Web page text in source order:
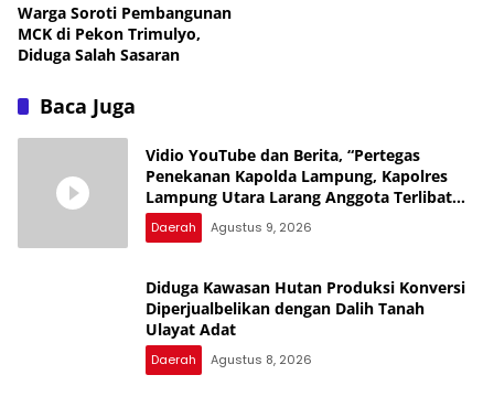
Warga Soroti Pembangunan
MCK di Pekon Trimulyo,
Diduga Salah Sasaran
Baca Juga
Vidio YouTube dan Berita, “Pertegas
Penekanan Kapolda Lampung, Kapolres
Lampung Utara Larang Anggota Terlibat
Narkoba, Judol, KDRT dan Perselingkuhan”
Daerah Agustus 9, 2026
Diduga Kawasan Hutan Produksi Konversi
Diperjualbelikan dengan Dalih Tanah
Ulayat Adat
Daerah Agustus 8, 2026